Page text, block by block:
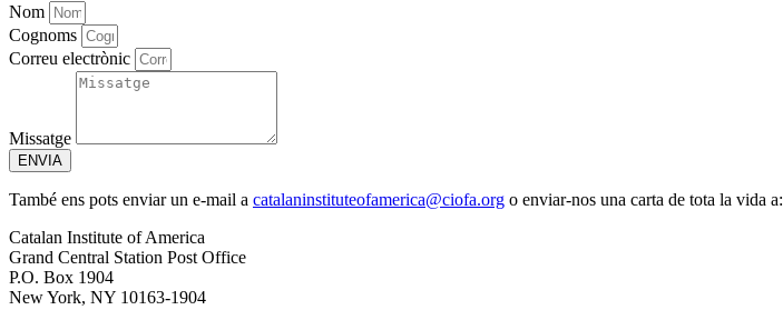
Nom
Cognoms
Correu electrònic
Missatge
ENVIA
També ens pots enviar un e-mail a catalaninstituteofamerica@ciofa.org o enviar-nos una carta de tota la vida a:
Catalan Institute of America
Grand Central Station Post Office
P.O. Box 1904
New York, NY 10163-1904